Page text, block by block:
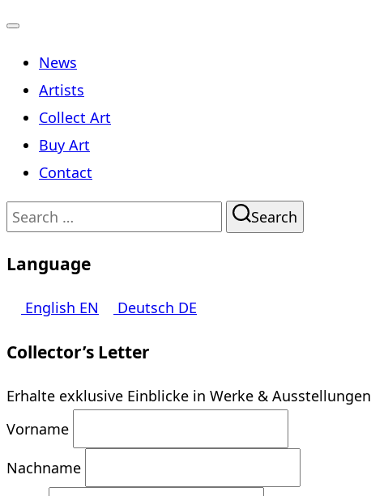
navigation
News
Artists
Collect Art
Buy Art
Contact
Search
Search
Language
English EN Deutsch DE
Collector’s Letter
Erhalte exklusive Einblicke in Werke & Ausstellungen
Vorname
Nachname